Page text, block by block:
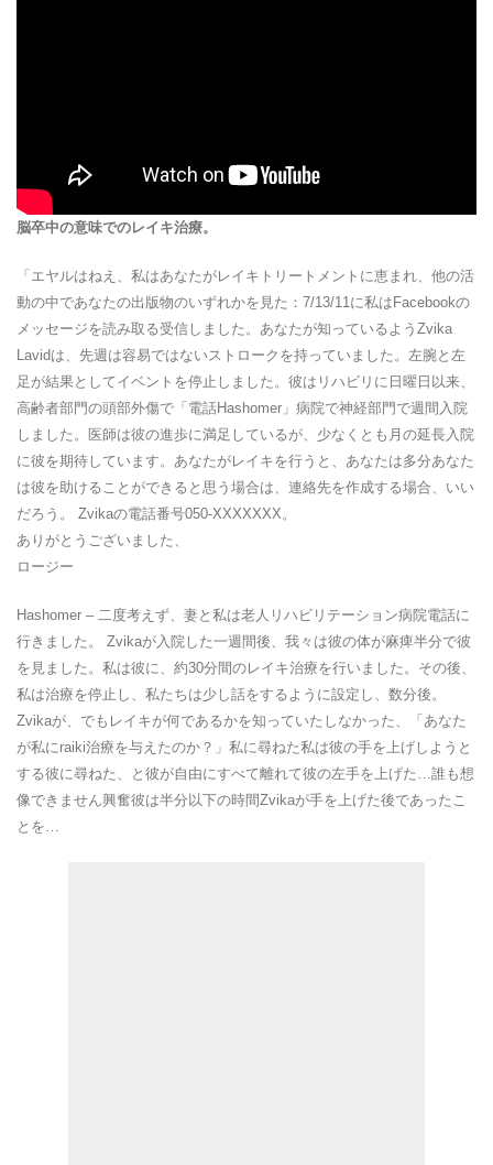
脳卒中の意味でのレイキ治療。
「エヤルはねえ、私はあなたがレイキトリートメントに恵まれ、他の活
動の中であなたの出版物のいずれかを見た：7/13/11に私はFacebookの
メッセージを読み取る受信しました。あなたが知っているようZvika
Lavidは、先週は容易ではないストロークを持っていました。左腕と左
足が結果としてイベントを停止しました。彼はリハビリに日曜日以来、
高齢者部門の頭部外傷で「電話Hashomer」病院で神経部門で週間入院
しました。医師は彼の進歩に満足しているが、少なくとも月の延長入院
に彼を期待しています。あなたがレイキを行うと、あなたは多分あなた
は彼を助けることができると思う場合は、連絡先を作成する場合、いい
だろう。 Zvikaの電話番号050-XXXXXXX。
ありがとうございました、
ロージー
Hashomer – 二度考えず、妻と私は老人リハビリテーション病院電話に
行きました。 Zvikaが入院した一週間後、我々は彼の体が麻痺半分で彼
を見ました。私は彼に、約30分間のレイキ治療を行いました。その後、
私は治療を停止し、私たちは少し話をするように設定し、数分後。
Zvikaが、でもレイキが何であるかを知っていたしなかった、「あなた
が私にraiki治療を与えたのか？」私に尋ねた私は彼の手を上げしようと
する彼に尋ねた、と彼が自由にすべて離れて彼の左手を上げた…誰も想
像できません興奮彼は半分以下の時間Zvikaが手を上げた後であったこ
とを…